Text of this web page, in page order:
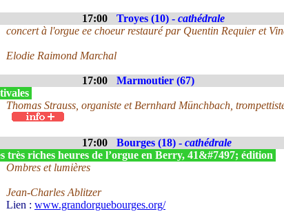
17:00 Troyes (10) - cathédrale
concert à l'orgue ee choeur restauré par Quentin Requier et
Elodie Raimond Marchal
17:00 Marmoutier (67)
Thomas Strauss, organiste et Bernhard Münchbach,
17:00 Bourges (18) - cathédrale
très riches heures de l’orgue en Berry, 41&#7497; édition
Ombres et lumières
Jean-Charles Ablitzer
Lien : www.grandorguebourges.org/